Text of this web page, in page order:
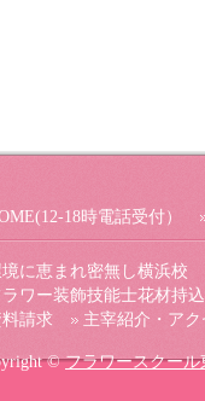
18時電話受付）
に恵まれ密無し横浜校
ラワー装飾技能士花材
料請求
主宰紹介・アク
©フラワースクー